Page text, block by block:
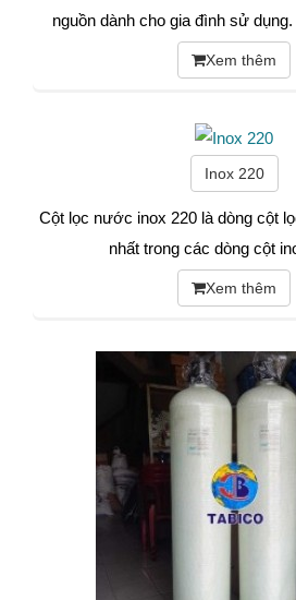
nguồn dành cho gia đình sử
Xem thêm
Inox 220
Cột lọc nước inox 220 là dòng cột
nhất trong các dòng cột
Xem thêm